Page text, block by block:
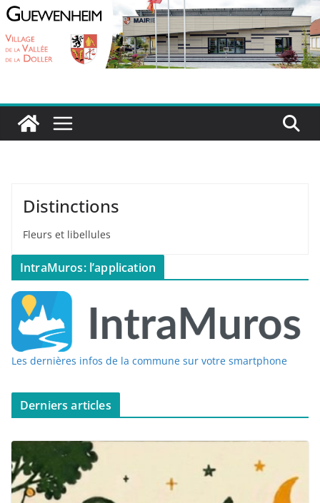
Passer
contenu
Distinctions
Fleurs et libellules
IntraMuros: l’application
Les dernières infos de la commune sur votre smartphone
Derniers articles